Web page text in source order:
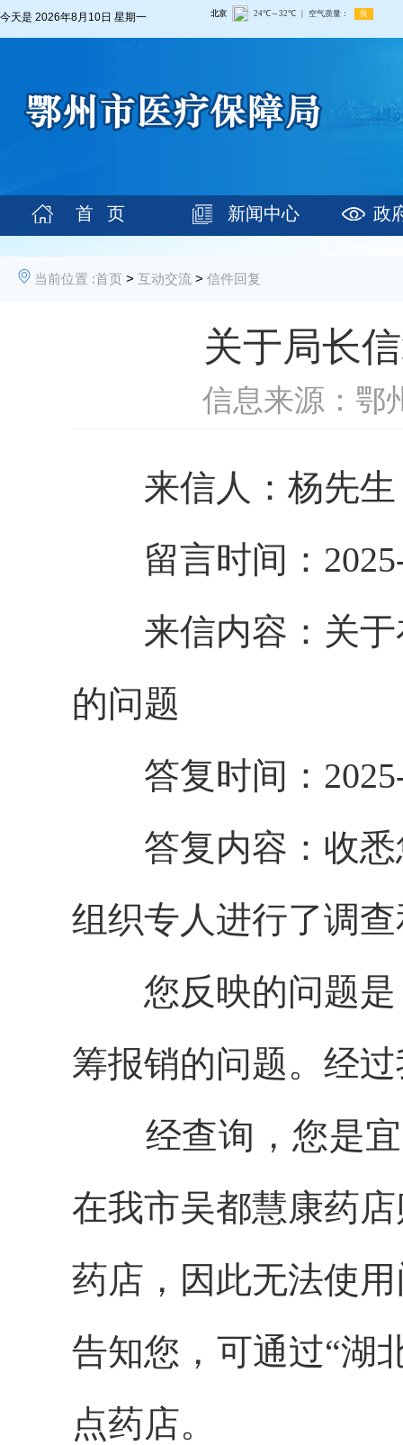
今天是 2026年8月10日 星期一
首 页 新闻中心 政
当前位置 :首页 > 互动交流 > 信件回复
关于局长
信息来源：鄂
来信人： 杨先生
留言时间：2025-
来信内容： 关于
的问题
答复时间：2025-
答复内容： 收
组织专人进行了调
您反映的问题是
筹报销的问题。经
经查询，您是
在我市吴都慧康药
药店，因此无法使
告知您，可通过“湖
点药店。